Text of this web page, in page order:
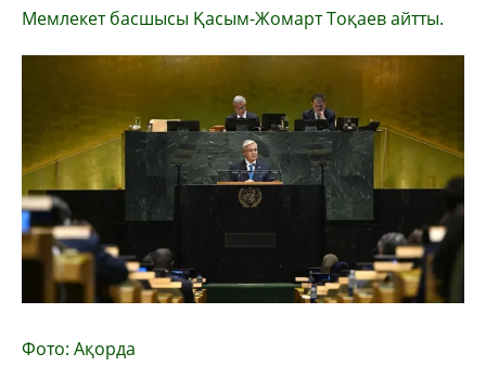
Мемлекет басшысы Қасым-Жомарт Тоқаев айтты.
Фото: Ақорда